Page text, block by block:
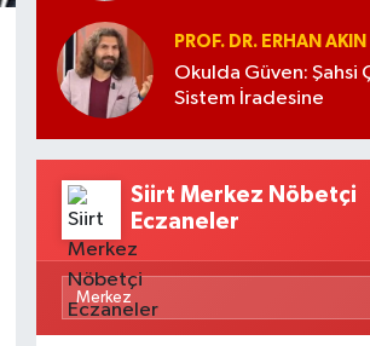
PROF. DR. ERHAN AKIN
Okulda Güven: Şahsi
Sistem İradesine
Siirt Merkez Nöbetçi
Eczaneler